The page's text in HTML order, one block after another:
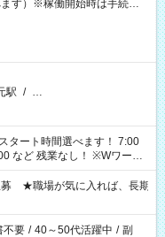
す）※稼働開始時は手続き完
駅 / …
業なし！ ※Wワーク
間超の就業はご案内できま
勤務は社会保険への加入対
い派遣の原則禁止）によ
が難しい場合があります
★職場が気に入れば、長期
不要 / 40～50代活躍中 / 副